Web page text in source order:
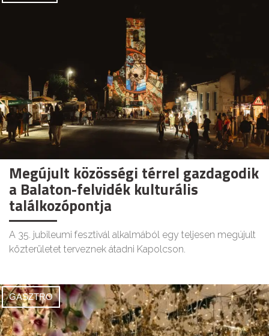
Megújult közösségi térrel gazdagodik
a Balaton-felvidék kulturális
találkozópontja
A 35. jubileumi fesztivál alkalmából egy teljesen megújult
közterületet terveznek átadni Kapolcson.
GASZTRO